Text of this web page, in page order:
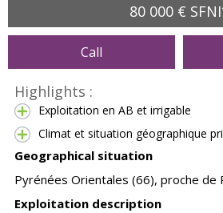
80 000 €
Call
Highlights :
Exploitation en AB et irrigable
Climat et situation géographique
Geographical situation
Pyrénées Orientales (66), proche de
Exploitation description